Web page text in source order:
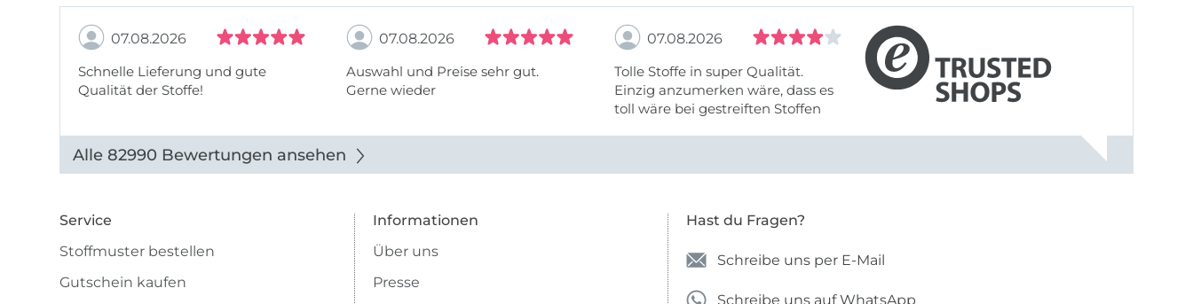
07.08.2026
Schnelle Lieferung und gute
Qualität der Stoffe!
07.08.2026
Auswahl und Preise sehr gut.
Gerne wieder
07.08.2026
Tolle Stoffe in super Qualität.
Einzig anzumerken wäre, dass es
toll wäre bei gestreiften Stoffen
Alle 82990 Bewertungen ansehen
Service
Stoffmuster bestellen
Gutschein kaufen
Informationen
Über uns
Presse
Hast du Fragen?
Schreibe uns per E-Mail
Schreibe uns auf WhatsApp